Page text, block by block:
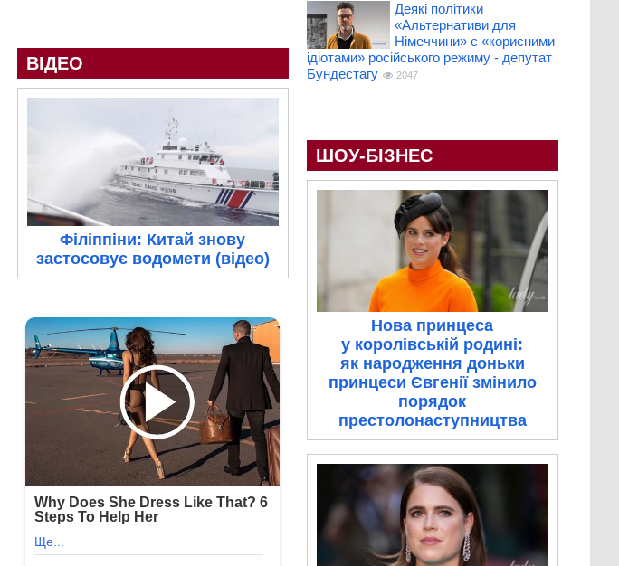
ВІДЕО
Філіппіни: Китай знову
застосовує водомети (відео)
Деякі політики
«Альтернативи для
Німеччини» є «корисними
ідіотами» російського режиму - депутат
Бундестагу
2047
ШОУ-БІЗНЕС
Нова принцеса
у королівській родині:
як народження доньки
принцеси Євгенії змінило
порядок
престолонаступництва